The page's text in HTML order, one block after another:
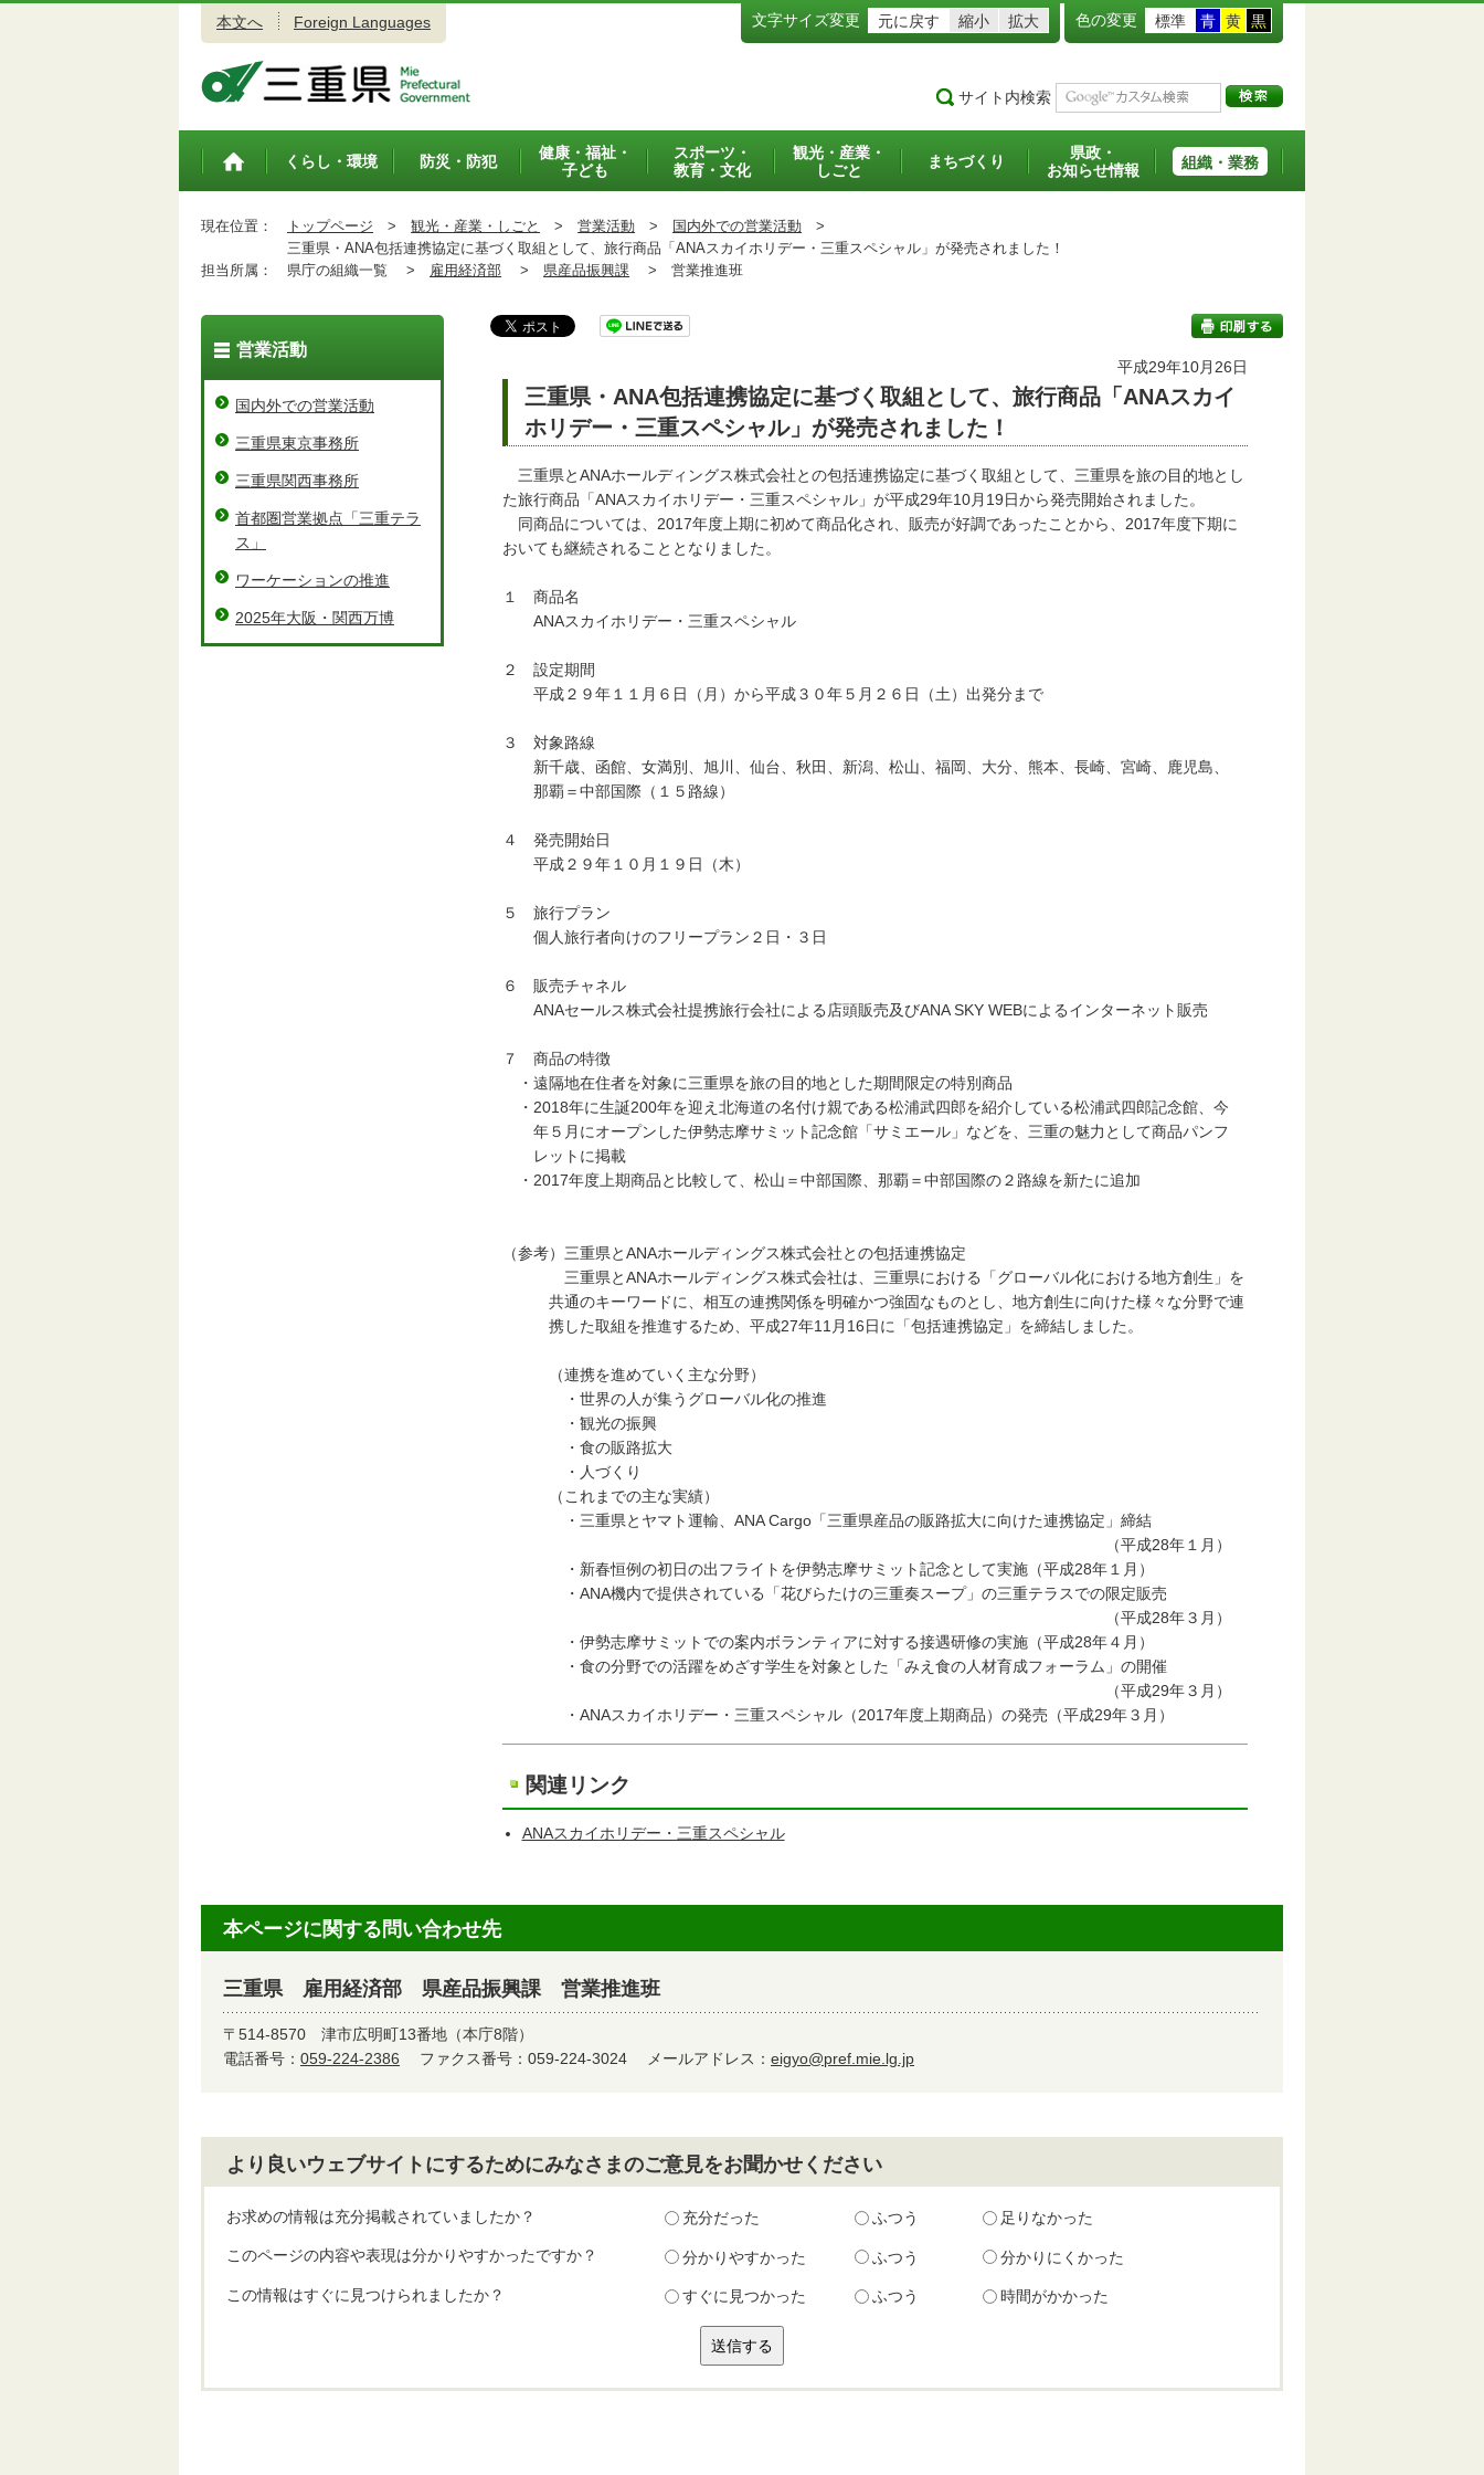
本文へ Foreign Languages 文字サイズ変更 元に戻す 縮小 拡大 色の変更 標準 青 黄 黒
サイト内検索
トップペ
くらし・環境 防災・防犯
健康・福祉・
子ども
スポーツ・
教育・文化
観光・産業・
しごと
まちづくり
県政・
お知らせ情報
組織・業務
現在位置： トップページ > 観光・産業・しごと > 営業活動 > 国内外での営業活動 >
三重県・ANA包括連携協定に基づく取組として、旅行商品「ANAスカイホリデー・三重スペシャル」が発売されました！
担当所属：
県庁の組織一覧 > 雇用経済部 > 県産品振興課 > 営業推進班
平成29年10月26日
三重県・ANA包括連携協定に基づく取組として、旅行商品「ANAスカイ
ホリデー・三重スペシャル」が発売されました！
三重県とANAホールディングス株式会社との包括連携協定に基づく取組として、三重県を旅の目的地とし
た旅行商品「ANAスカイホリデー・三重スペシャル」が平成29年10月19日から発売開始されました。
同商品については、2017年度上期に初めて商品化され、販売が好調であったことから、2017年度下期に
おいても継続されることとなりました。
１ 商品名
ANAスカイホリデー・三重スペシャル
２ 設定期間
平成２９年１１月６日（月）から平成３０年５月２６日（土）出発分まで
３ 対象路線
新千歳、函館、女満別、旭川、仙台、秋田、新潟、松山、福岡、大分、熊本、長崎、宮崎、鹿児島、
那覇＝中部国際（１５路線）
４ 発売開始日
平成２９年１０月１９日（木）
５ 旅行プラン
個人旅行者向けのフリープラン２日・３日
６ 販売チャネル
ANAセールス株式会社提携旅行会社による店頭販売及びANA SKY WEBによるインターネット販売
７ 商品の特徴
・遠隔地在住者を対象に三重県を旅の目的地とした期間限定の特別商品
・2018年に生誕200年を迎え北海道の名付け親である松浦武四郎を紹介している松浦武四郎記念館、今
年５月にオープンした伊勢志摩サミット記念館「サミエール」などを、三重の魅力として商品パンフ
レットに掲載
・2017年度上期商品と比較して、松山＝中部国際、那覇＝中部国際の２路線を新たに追加
（参考）三重県とANAホールディングス株式会社との包括連携協定
三重県とANAホールディングス株式会社は、三重県における「グローバル化における地方創生」を
共通のキーワードに、相互の連携関係を明確かつ強固なものとし、地方創生に向けた様々な分野で連
携した取組を推進するため、平成27年11月16日に「包括連携協定」を締結しました。
（連携を進めていく主な分野）
・世界の人が集うグローバル化の推進
・観光の振興
・食の販路拡大
・人づくり
（これまでの主な実績）
・三重県とヤマト運輸、ANA Cargo「三重県産品の販路拡大に向けた連携協定」締結
（平成28年１月）
・新春恒例の初日の出フライトを伊勢志摩サミット記念として実施（平成28年１月）
・ANA機内で提供されている「花びらたけの三重奏スープ」の三重テラスでの限定販売
（平成28年３月）
・伊勢志摩サミットでの案内ボランティアに対する接遇研修の実施（平成28年４月）
・食の分野での活躍をめざす学生を対象とした「みえ食の人材育成フォーラム」の開催
（平成29年３月）
・ANAスカイホリデー・三重スペシャル（2017年度上期商品）の発売（平成29年３月）
関連リンク
ANAスカイホリデー・三重スペシャル
営業活動
国内外での営業活動
三重県東京事務所
三重県関西事務所
首都圏営業拠点「三重テラ
ス」
ワーケーションの推進
2025年大阪・関西万博
本ページに関する問い合わせ先
三重県 雇用経済部 県産品振興課 営業推進班
〒514-8570 津市広明町13番地（本庁8階）
電話番号： 059-224-2386 ファクス番号：059-224-3024 メールアドレス： eigyo@pref.mie.lg.jp
より良いウェブサイトにするためにみなさまのご意見をお聞かせください
お求めの情報は充分掲載されていましたか？ 充分だった ふつう 足りなかった
このページの内容や表現は分かりやすかったですか？ 分かりやすかった ふつう 分かりにくかった
この情報はすぐに見つけられましたか？ すぐに見つかった ふつう 時間がかかった